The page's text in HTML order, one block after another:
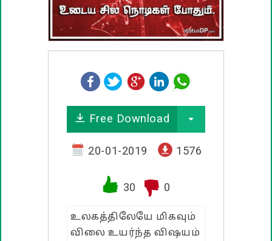
பொதுவான பொன்மொழிகள்
கடவுள் பொன்மொழிகள்
பண்டிகை வாழ்த்துக்கள்
Free Download
20-01-2019 1576
30 0
உலகத்திலேயே மிகவும்
விலை உயர்ந்த விஷயம்